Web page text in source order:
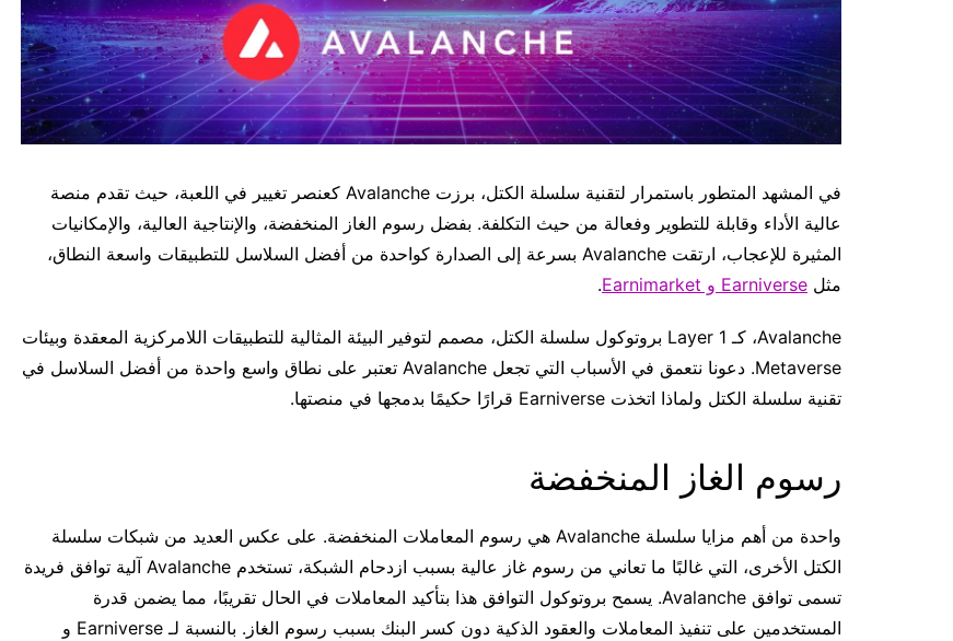
في المشهد المتطور باستمرار لتقنية سلسلة الكتل، برزت Avalanche كعنصر تغيير في اللعبة، حيث تقدم منصة
عالية الأداء وقابلة للتطوير وفعالة من حيث التكلفة. بفضل رسوم الغاز المنخفضة، والإنتاجية العالية، والإمكانيات
المثيرة للإعجاب، ارتقت Avalanche بسرعة إلى الصدارة كواحدة من أفضل السلاسل للتطبيقات واسعة النطاق،
مثل Earniverse و Earnimarket .
Avalanche، كـ Layer 1 بروتوكول سلسلة الكتل، مصمم لتوفير البيئة المثالية للتطبيقات اللامركزية المعقدة وبيئات
Metaverse. دعونا نتعمق في الأسباب التي تجعل Avalanche تعتبر على نطاق واسع واحدة من أفضل السلاسل في
تقنية سلسلة الكتل ولماذا اتخذت Earniverse قرارًا حكيمًا بدمجها في منصتها.
رسوم الغاز المنخفضة
واحدة من أهم مزايا سلسلة Avalanche هي رسوم المعاملات المنخفضة. على عكس العديد من شبكات سلسلة
الكتل الأخرى، التي غالبًا ما تعاني من رسوم غاز عالية بسبب ازدحام الشبكة، تستخدم Avalanche آلية توافق فريدة
تسمى توافق Avalanche. يسمح بروتوكول التوافق هذا بتأكيد المعاملات في الحال تقريبًا، مما يضمن قدرة
المستخدمين على تنفيذ المعاملات والعقود الذكية دون كسر البنك بسبب رسوم الغاز. بالنسبة لـ Earniverse و